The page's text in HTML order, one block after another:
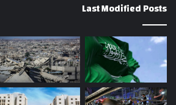
Last Modified Posts